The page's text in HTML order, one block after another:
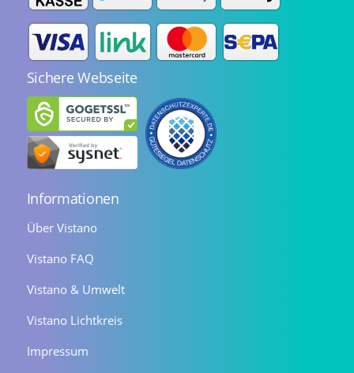
Sichere Webseite
Informationen
Über Vistano
Vistano FAQ
Vistano & Umwelt
Vistano Lichtkreis
Impressum